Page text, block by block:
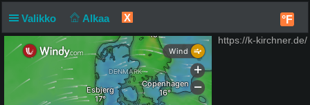
Valikko Alkaa X °F
https://k-kirchner.de/